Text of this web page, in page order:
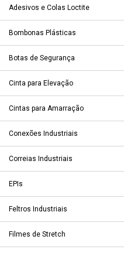
Adesivos e Colas Loctite
Bombonas Plásticas
Botas de Segurança
Cinta para Elevação
Cintas para Amarração
Conexões Industriais
Correias Industriais
EPIs
Feltros Industriais
Filmes de Stretch